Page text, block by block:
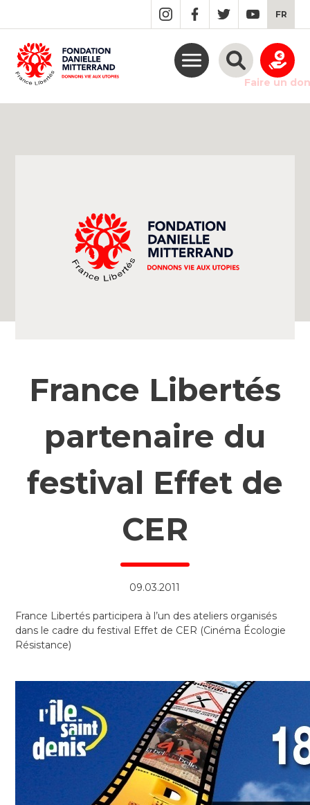
MAIN
CONTENT
FR
Faire un don
France Libertés
partenaire du
festival Effet de
CER
09.03.2011
France Libertés participera à l’un des ateliers organisés
dans le cadre du festival Effet de CER (Cinéma Écologie
Résistance)